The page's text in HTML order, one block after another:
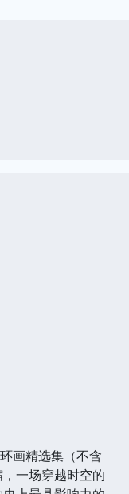
画精选集（不含
，一场穿越时空的